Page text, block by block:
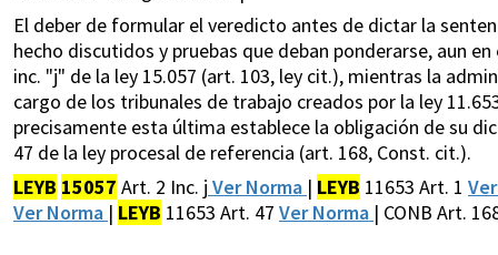
El deber de formular el veredicto antes de dictar la
hecho discutidos y pruebas que deban ponderarse, aun
inc. "j" de la ley 15.057 (art. 103, ley cit.), mientras la
cargo de los tribunales de trabajo creados por la ley
precisamente esta última establece la obligación de su
47 de la ley procesal de referencia (art. 168, Const. cit.).
LEYB 15057 Art. 2 Inc. j Ver Norma | LEYB 11653 Art. 1
Ver Norma | LEYB 11653 Art. 47 Ver Norma | CONB Art.